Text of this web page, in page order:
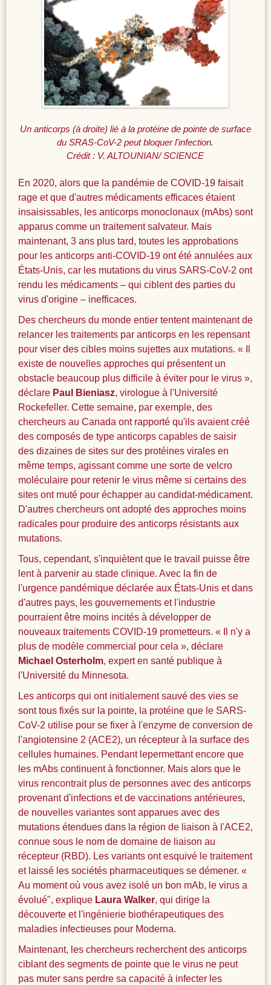
Un anticorps (à droite) lié à la protéine de pointe de surface
du SRAS-CoV-2 peut bloquer l'infection.
Crédit : V. ALTOUNIAN/ SCIENCE
En 2020, alors que la pandémie de COVID-19 faisait
rage et que d'autres médicaments efficaces étaient
insaisissables, les anticorps monoclonaux (mAbs) sont
apparus comme un traitement salvateur. Mais
maintenant, 3 ans plus tard, toutes les approbations
pour les anticorps anti-COVID-19 ont été annulées aux
États-Unis, car les mutations du virus SARS-CoV-2 ont
rendu les médicaments – qui ciblent des parties du
virus d'origine – inefficaces.
Des chercheurs du monde entier tentent maintenant de
relancer les traitements par anticorps en les repensant
pour viser des cibles moins sujettes aux mutations. « Il
existe de nouvelles approches qui présentent un
obstacle beaucoup plus difficile à éviter pour le virus »,
déclare Paul Bieniasz, virologue à l'Université
Rockefeller. Cette semaine, par exemple, des
chercheurs au Canada ont rapporté qu'ils avaient créé
des composés de type anticorps capables de saisir
des dizaines de sites sur des protéines virales en
même temps, agissant comme une sorte de velcro
moléculaire pour retenir le virus même si certains des
sites ont muté pour échapper au candidat-médicament.
D'autres chercheurs ont adopté des approches moins
radicales pour produire des anticorps résistants aux
mutations.
Tous, cependant, s'inquiètent que le travail puisse être
lent à parvenir au stade clinique. Avec la fin de
l'urgence pandémique déclarée aux États-Unis et dans
d'autres pays, les gouvernements et l'industrie
pourraient être moins incités à développer de
nouveaux traitements COVID-19 prometteurs. « Il n'y a
plus de modèle commercial pour cela », déclare
Michael Osterholm, expert en santé publique à
l'Université du Minnesota.
Les anticorps qui ont initialement sauvé des vies se
sont tous fixés sur la pointe, la protéine que le SARS-
CoV-2 utilise pour se fixer à l'enzyme de conversion de
l'angiotensine 2 (ACE2), un récepteur à la surface des
cellules humaines. Pendant lepermettant encore que
les mAbs continuent à fonctionner. Mais alors que le
virus rencontrait plus de personnes avec des anticorps
provenant d'infections et de vaccinations antérieures,
de nouvelles variantes sont apparues avec des
mutations étendues dans la région de liaison à l'ACE2,
connue sous le nom de domaine de liaison au
récepteur (RBD). Les variants ont esquivé le traitement
et laissé les sociétés pharmaceutiques se démener. «
Au moment où vous avez isolé un bon mAb, le virus a
évolué", explique Laura Walker, qui dirige la
découverte et l'ingénierie biothérapeutiques des
maladies infectieuses pour Moderna.
Maintenant, les chercheurs recherchent des anticorps
ciblant des segments de pointe que le virus ne peut
pas muter sans perdre sa capacité à infecter les